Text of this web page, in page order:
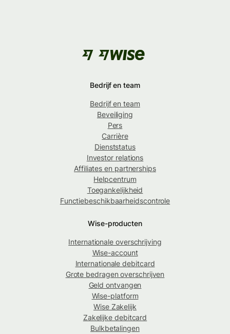
Bedrijf en team
Bedrijf en team
Beveiliging
Pers
Carrière
Dienststatus
Investor relations
Affiliates en partnerships
Helpcentrum
Toegankelijkheid
Functiebeschikbaarheidscontrole
Wise-producten
Internationale overschrijving
Wise-account
Internationale debitcard
Grote bedragen overschrijven
Geld ontvangen
Wise-platform
Wise Zakelijk
Zakelijke debitcard
Bulkbetalingen